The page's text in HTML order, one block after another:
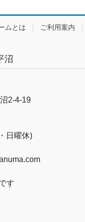
ムとは ご利用案内
沼
2-4-19
日曜休)
す